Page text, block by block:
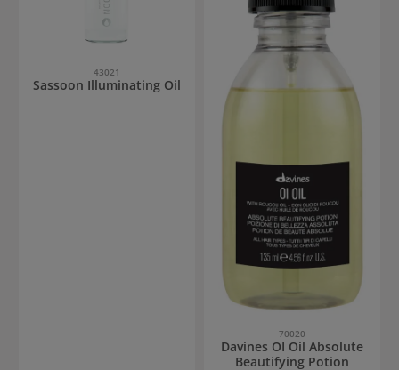
43021
Sassoon Illuminating Oil
70020
Davines OI Oil Absolute
Beautifying Potion